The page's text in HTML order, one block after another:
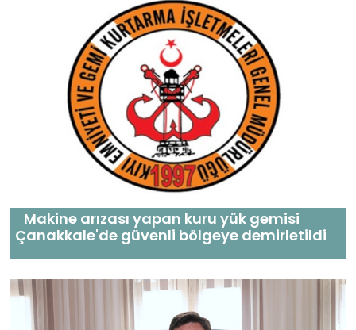
Makine arızası yapan kuru yük gemisi
Çanakkale'de güvenli bölgeye demirletildi